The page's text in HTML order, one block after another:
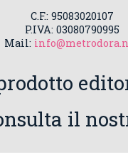
C.F.: 95083020107
P.IVA: 03080790995
Mail:
il